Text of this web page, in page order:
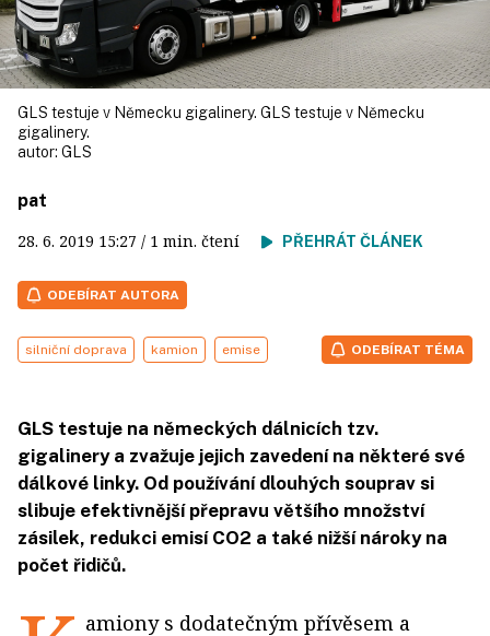
GLS testuje v Německu gigalinery. GLS testuje v Německu
gigalinery.
autor: GLS
pat
28. 6. 2019 15:27 / 1 min. čtení PŘEHRÁT ČLÁNEK
ODEBÍRAT AUTORA
silniční doprava kamion emise ODEBÍRAT TÉMA
GLS testuje na německých dálnicích tzv.
gigalinery a zvažuje jejich zavedení na některé své
dálkové linky. Od používání dlouhých souprav si
slibuje efektivnější přepravu většího množství
zásilek, redukci emisí CO2 a také nižší nároky na
počet řidičů.
amiony s dodatečným přívěsem a